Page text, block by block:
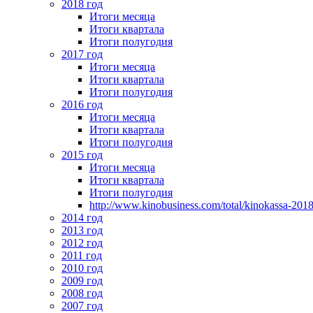
2018 год
Итоги месяца
Итоги квартала
Итоги полугодия
2017 год
Итоги месяца
Итоги квартала
Итоги полугодия
2016 год
Итоги месяца
Итоги квартала
Итоги полугодия
2015 год
Итоги месяца
Итоги квартала
Итоги полугодия
http://www.kinobusiness.com/total/kinokassa-
2014 год
2013 год
2012 год
2011 год
2010 год
2009 год
2008 год
2007 год